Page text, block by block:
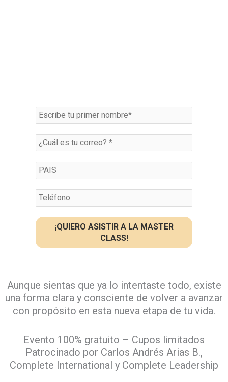
Aunque sientas que ya lo intentaste todo, existe
una forma clara y consciente de volver a avanzar
con propósito en esta nueva etapa de tu vida.
Evento 100% gratuito – Cupos limitados
Patrocinado por Carlos Andrés Arias B.,
Complete International y Complete Leadership